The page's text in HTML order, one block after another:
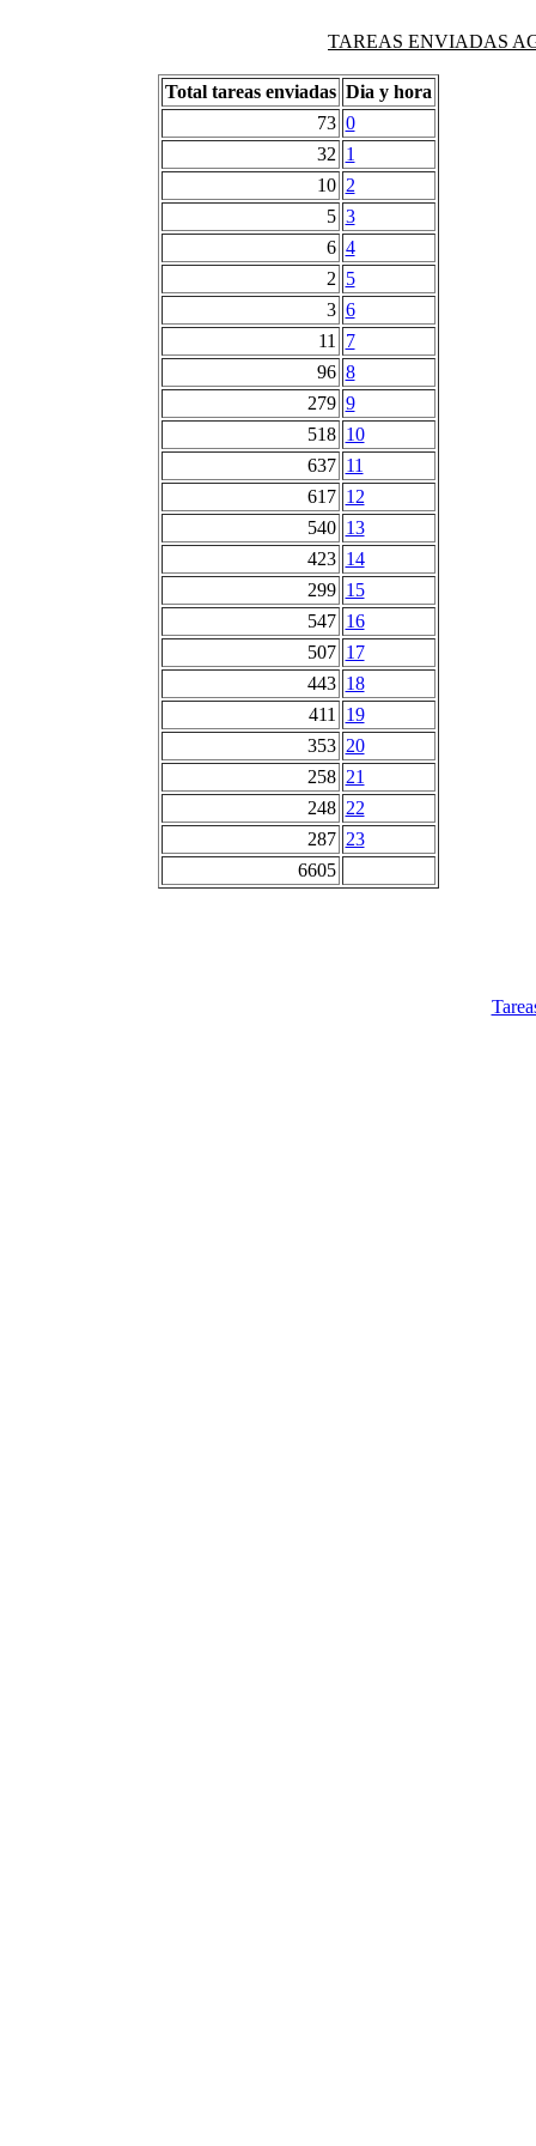
TAREAS ENVIADAS
Total tareas enviadas Dia y hora
73 0
32 1
10 2
5 3
6 4
2 5
3 6
11
7
96 8
279 9
518 10
637 11
617 12
540 13
423 14
299 15
547 16
507 17
443 18
411
19
353 20
258 21
248 22
287 23
6605